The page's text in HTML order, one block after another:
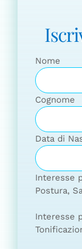
Nome
Cognome
Data di
Interesse
Postura,
Interesse